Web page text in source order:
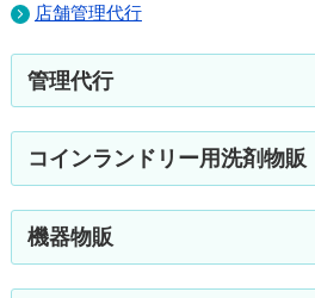
店舗管理代行
管理代行
コインランドリー用洗剤物販
機器物販